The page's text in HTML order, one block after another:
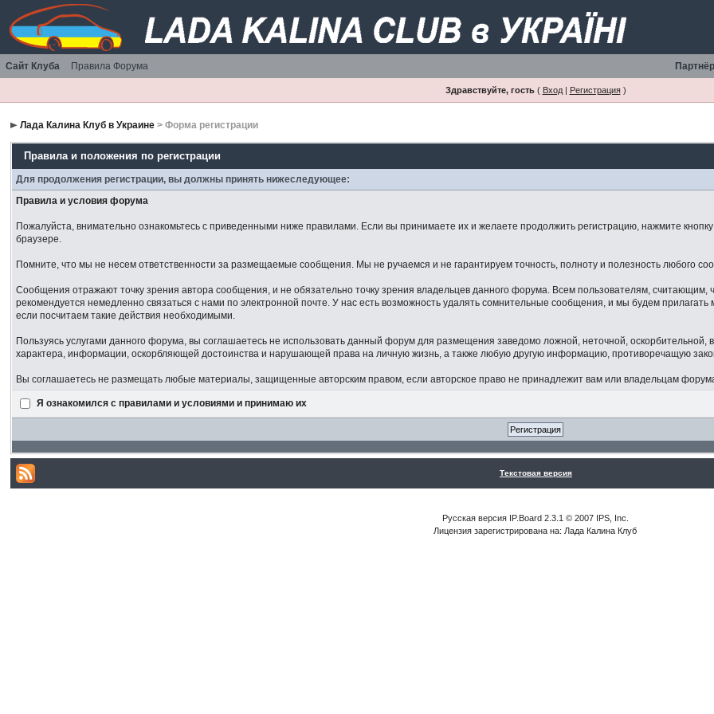
Сайт Клуба Правила Форума
Здравствуйте, гость( Вход| Регистрация)
Лада Калина Клуб в Украине > Форма регистрации
Правила и положения по регистрации
Для продолжения регистрации, вы должны принять нижеследующее:
Правила и условия форума
Пожалуйста, внимательно ознакомьтесь с приведенными ниже правилами. Если вы принимаете их и желаете продолжить регистрацию, нажмите
браузере.
Помните, что мы не несем ответственности за размещаемые сообщения. Мы не ручаемся и не гарантируем точность, полноту и полезность любого
Сообщения отражают точку зрения автора сообщения, и не обязательно точку зрения владельцев данного форума. Всем пользователям,
рекомендуется немедленно связаться с нами по электронной почте. У нас есть возможность удалять сомнительные сообщения, и мы будем
если посчитаем такие действия необходимыми.
Пользуясь услугами данного форума, вы соглашаетесь не использовать данный форум для размещения заведомо ложной, неточной,
характера, информации, оскорбляющей достоинства и нарушающей права на личную жизнь, а также любую другую информацию, противоречащую
Вы соглашаетесь не размещать любые материалы, защищенные авторским правом, если авторское право не принадлежит вам или владельцам
Я ознакомился с правилами и условиями и принимаю их
Текстовая версия
Русская версия IP.Board 2.3.1 © 2007 IPS, Inc.
Лицензия зарегистрирована на: Лада Калина Клуб